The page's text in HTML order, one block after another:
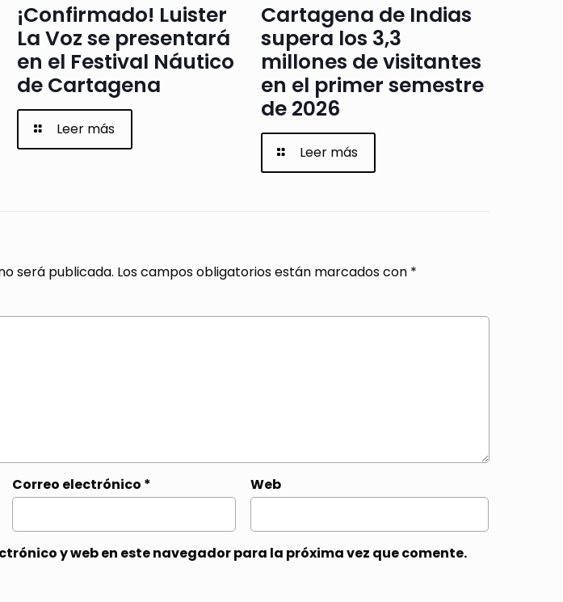
¡Confirmado! Luister
La Voz se presentará
en el Festival Náutico
de Cartagena
Leer más
Cartagena de Indias
supera los 3,3
millones de visitantes
en el primer semestre
de 2026
Leer más
será publicada. Los campos obligatorios están marcados con *
Correo electrónico * Web
y web en este navegador para la próxima vez que comente.